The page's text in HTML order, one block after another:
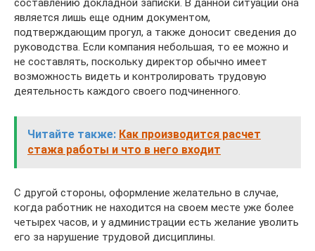
составлению докладной записки. В данной ситуации она
является лишь еще одним документом,
подтверждающим прогул, а также доносит сведения до
руководства. Если компания небольшая, то ее можно и
не составлять, поскольку директор обычно имеет
возможность видеть и контролировать трудовую
деятельность каждого своего подчиненного.
Читайте также: Как производится расчет
стажа работы и что в него входит
С другой стороны, оформление желательно в случае,
когда работник не находится на своем месте уже более
четырех часов, и у администрации есть желание уволить
его за нарушение трудовой дисциплины.